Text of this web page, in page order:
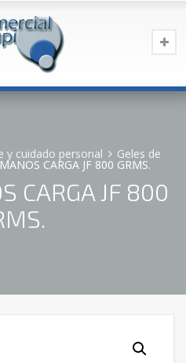
y cuidado personal Geles de
CARGA JF 800 GRMS.
CARGA JF 800